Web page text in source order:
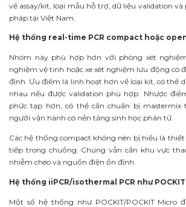
về assay/kit, loại mẫu hỗ trợ, dữ liệu validation
pháp tại Việt Nam.
Hệ thống real-time PCR compact hoặc
Nhóm này phù hợp hơn với phòng xét
nghiệm vệ tinh hoặc xe xét nghiệm lưu động có
định. Ưu điểm là linh hoạt hơn về loại kit, có thể
nhau nếu được validation phù hợp. Nhược
phức tạp hơn, có thể cần chuẩn bị mastermix
người vận hành có nền tảng sinh học phân tử.
Các hệ thống compact không nên bị hiểu là
tiếp trong chuồng. Chúng vẫn cần khu vực
nhiễm chéo và nguồn điện ổn định.
Hệ thống iiPCR/isothermal PCR như POCKIT
Một số hệ thống như POCKIT/POCKIT Micro